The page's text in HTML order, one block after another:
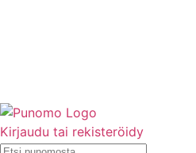
Kirjaudu tai rekisteröidy